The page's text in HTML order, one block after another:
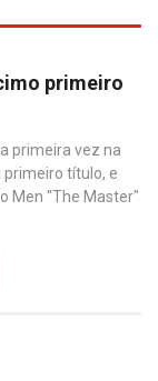
primeiro
primeira vez na
primeiro título, e
Men "The Master"